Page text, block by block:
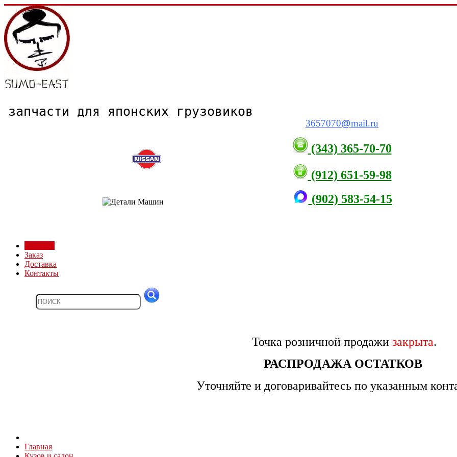
запчасти для японских грузовиков
3657070@mail.ru
(343) 365-70-70
(912) 651-59-98
(902) 583-54-15
Заказ
Доставка
Контакты
Точка розничной продажи закрыта.
РАСПРОДАЖА ОСТАТКОВ
Уточняйте и договаривайтесь по указанным
Главная